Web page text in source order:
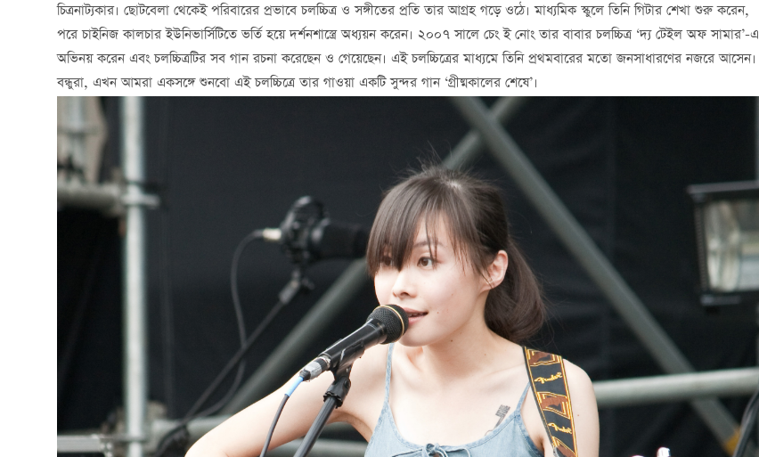
চিত্রনাট্যকার। ছোটবেলা থেকেই পরিবারের প্রভাবে চলচ্চিত্র ও সঙ্গীতের প্রতি তার আগ্রহ গড়ে ওঠে। মাধ্যমিক স্কুলে তিনি গিটার শেখা শুরু করেন,
পরে চাইনিজ কালচার ইউনিভার্সিটিতে ভর্তি হয়ে দর্শনশাস্ত্রে অধ্যয়ন করেন। ২০০৭ সালে চেং ই নোং তার বাবার চলচ্চিত্র ‘দ্য টেইল অফ সামার’-এ
অভিনয় করেন এবং চলচ্চিত্রটির সব গান রচনা করেছেন ও গেয়েছেন। এই চলচ্চিত্রের মাধ্যমে তিনি প্রথমবারের মতো জনসাধারণের নজরে আসেন।
বন্ধুরা, এখন আমরা একসঙ্গে শুনবো এই চলচ্চিত্রে তার গাওয়া একটি সুন্দর গান ‘গ্রীষ্মকালের শেষে’।